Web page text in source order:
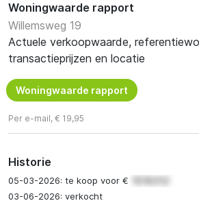
Woningwaarde rapport
Willemsweg 19
Actuele verkoopwaarde,
transactieprijzen en locatie
Woningwaarde rapport
Per e-mail, € 19,95
Historie
05-03-2026: te koop voor €
03-06-2026: verkocht